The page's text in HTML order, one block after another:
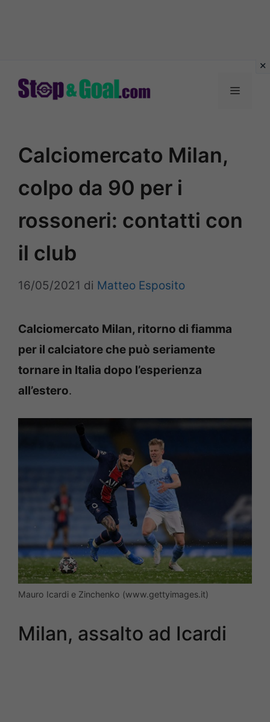
Menu
Calciomercato Milan,
colpo da 90 per i
rossoneri: contatti con
il club
16/05/2021 di Matteo Esposito
Calciomercato Milan, ritorno di fiamma
per il calciatore che può seriamente
tornare in Italia dopo l’esperienza
all’estero.
Mauro Icardi e Zinchenko (www.gettyimages.it)
Milan, assalto ad Icardi